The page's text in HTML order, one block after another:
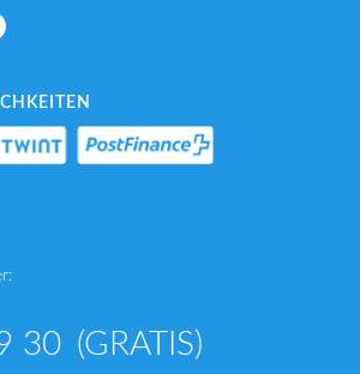
30 (GRATIS)